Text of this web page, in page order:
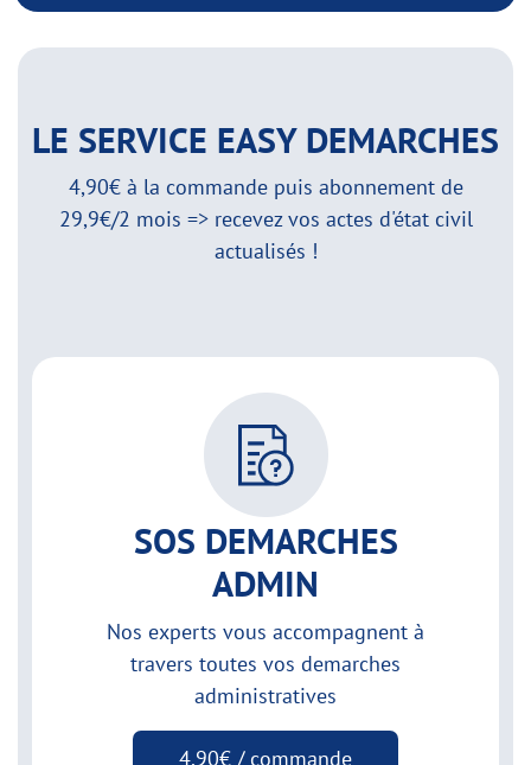
LE SERVICE EASY DEMARCHES
4,90€ à la commande puis abonnement de
29,9€/2 mois => recevez vos actes d'état civil
actualisés !
SOS DEMARCHES
ADMIN
Nos experts vous accompagnent à
travers toutes vos demarches
administratives
4,90€ / commande